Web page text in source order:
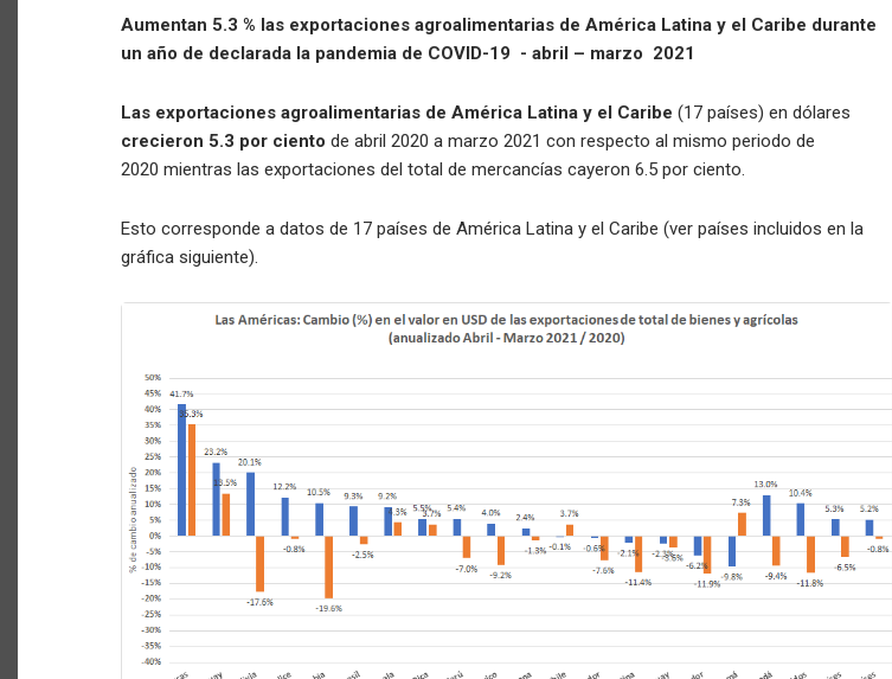
Aumentan 5.3 % las exportaciones agroalimentarias de América Latina y el Caribe durante
un año de declarada la pandemia de COVID-19 - abril – marzo 2021
Las exportaciones agroalimentarias de América Latina y el Caribe (17 países) en dólares
crecieron 5.3 por ciento de abril 2020 a marzo 2021 con respecto al mismo periodo de
2020 mientras las exportaciones del total de mercancías cayeron 6.5 por ciento.
Esto corresponde a datos de 17 países de América Latina y el Caribe (ver países incluidos en la
gráfica siguiente).